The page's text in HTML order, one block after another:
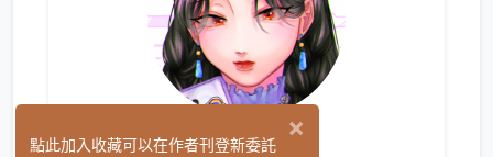
GWEN
×
點此加入收藏可以在作者刊登新委託